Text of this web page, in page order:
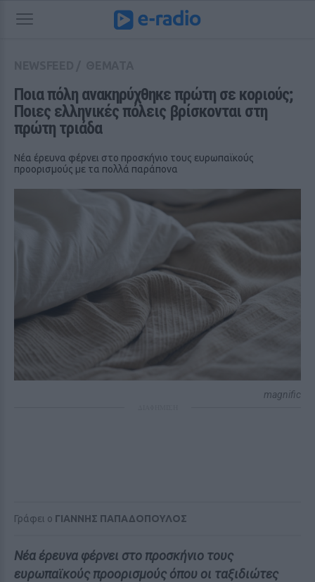
Ποια πόλη ανακηρύχθηκε πρώτη σε κοριούς;
Ποιες ελληνικές πόλεις βρίσκονται στη
πρώτη τριάδα
Νέα έρευνα φέρνει στο προσκήνιο τους ευρωπαϊκούς
προορισμούς με τα πολλά παράπονα
magnific
Γράφει ο ΓΙΑΝΝΗΣ ΠΑΠΑΔΟΠΟΥΛΟΣ
Νέα έρευνα φέρνει στο προσκήνιο τους
ευρωπαϊκούς προορισμούς όπου οι ταξιδιώτες